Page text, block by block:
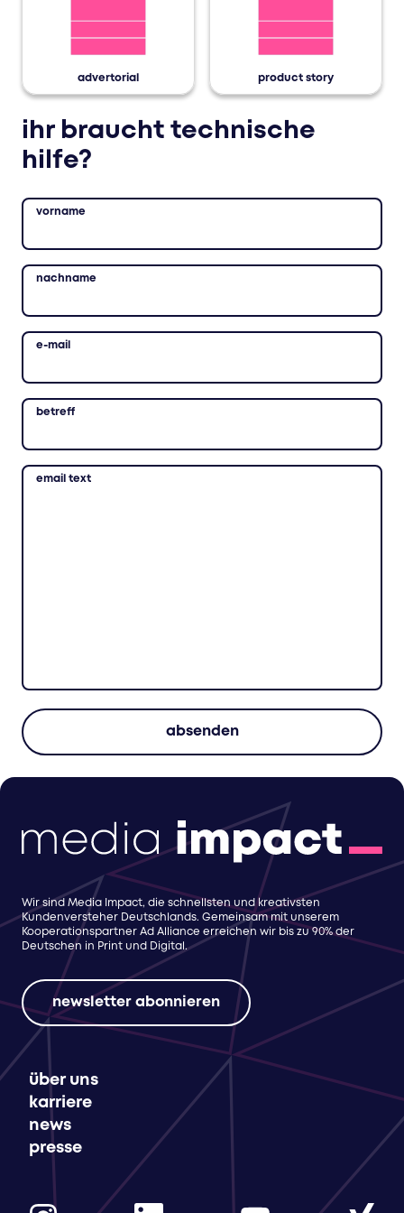
advertorial product story
ihr braucht technische
hilfe?
vorname
nachname
e-mail
betreff
email text
absenden
Wir sind Media Impact, die schnellsten und kreativsten
Kundenversteher Deutschlands. Gemeinsam mit unserem
Kooperationspartner Ad Alliance erreichen wir bis zu 90% der
Deutschen in Print und Digital.
über uns
karriere
news
presse
newsletter abonnieren